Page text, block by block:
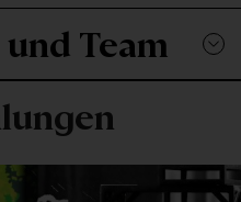
Team